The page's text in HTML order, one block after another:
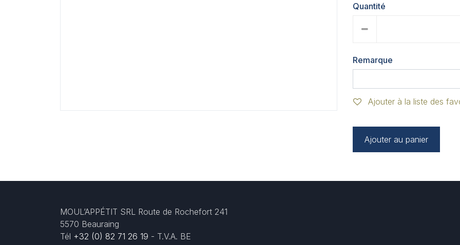
Quantité
Remarque
Ajouter à la liste des
Ajouter au panier
MOUL’APPÉTIT SRL Route de Rochefort 241
5570 Beauraing
Tél +32 (0) 82 71 26 19 - T.V.A. BE